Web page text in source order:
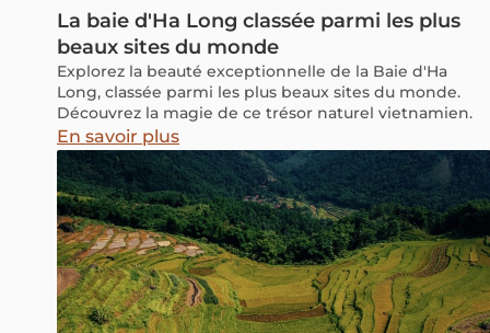
La baie d'Ha Long classée parmi les plus
beaux sites du monde
Explorez la beauté exceptionnelle de la Baie d'Ha
Long, classée parmi les plus beaux sites du monde.
Découvrez la magie de ce trésor naturel vietnamien.
En savoir plus